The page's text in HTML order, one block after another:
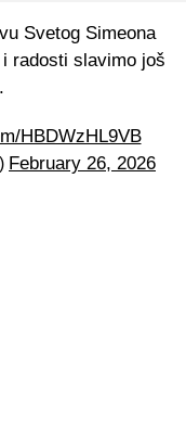
Svetog Simeona
radosti slavimo još
HBDWzHL9VB
February 26, 2026